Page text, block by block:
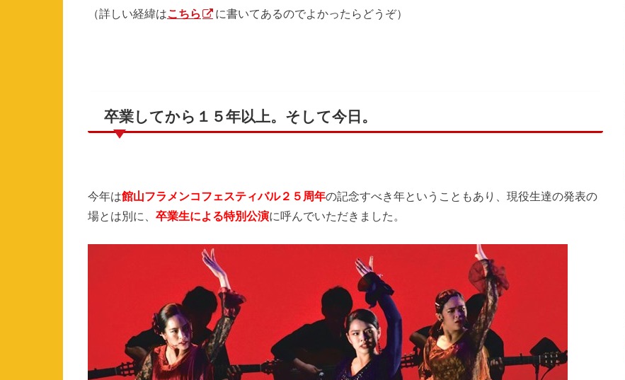
（詳しい経緯はこちら に書いてあるのでよかったらどうぞ）
卒業してから１５年以上。そして今日。
今年は館山フラメンコフェスティバル２５周年の記念すべき年ということもあり、現役生達の発表の
場とは別に、 卒業生による特別公演に呼んでいただきました。